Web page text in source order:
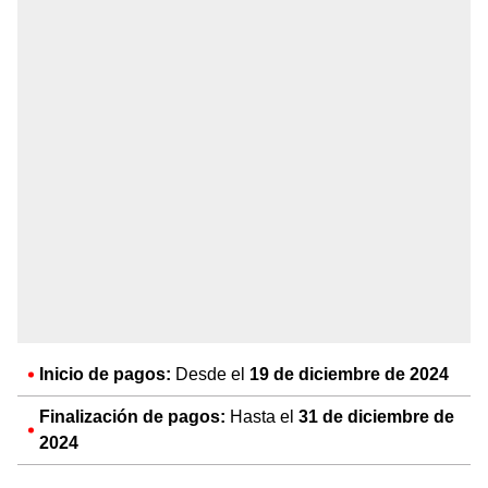
Inicio de pagos: Desde el 19 de diciembre de 2024
Finalización de pagos: Hasta el 31 de diciembre de
2024